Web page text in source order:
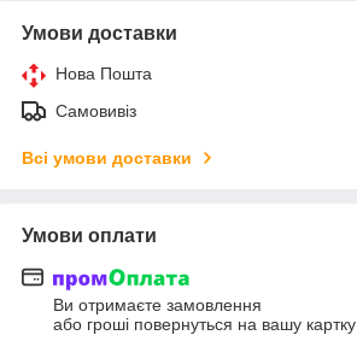
Умови доставки
Нова Пошта
Самовивіз
Всі умови доставки
Умови оплати
Ви отримаєте замовлення
або гроші повернуться на вашу картку